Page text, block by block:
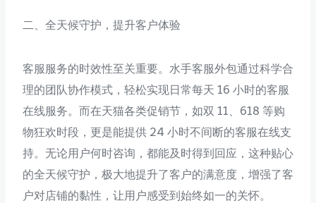
二、全天候守护，提升客户体验
客服服务的时效性至关重要。水手客服外包通过科学合
理的团队协作模式，轻松实现日常每天 16 小时的客服
在线服务。而在天猫各类促销节，如双 11、618 等购
物狂欢时段，更是能提供 24 小时不间断的客服在线支
持。无论用户何时咨询，都能及时得到回应，这种贴心
的全天候守护，极大地提升了客户的满意度，增强了客
户对店铺的黏性，让用户感受到始终如一的关怀。